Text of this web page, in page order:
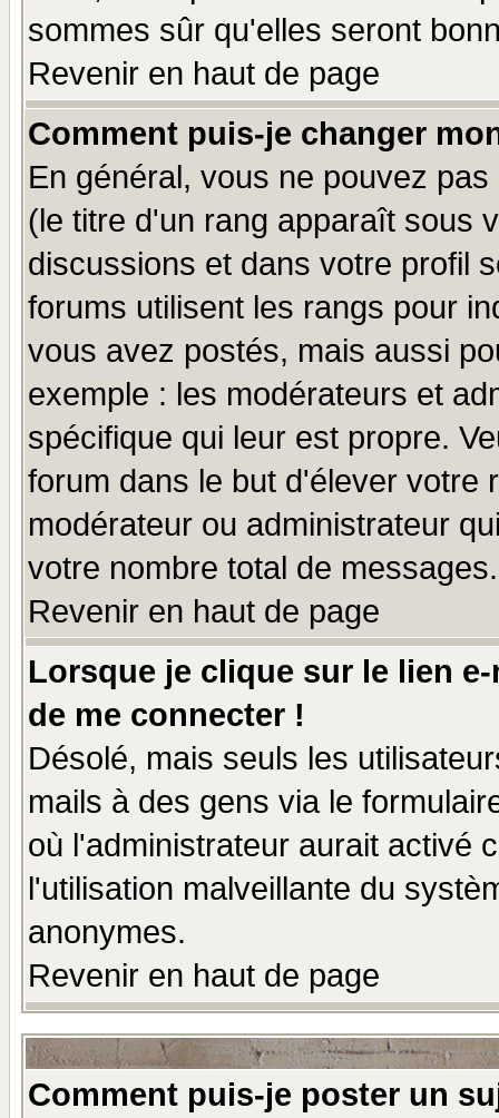
sommes sûr qu'elles seront
Revenir en haut de page
Comment puis-je changer
En général, vous ne pouvez
(le titre d'un rang apparaît sous
discussions et dans votre profil
forums utilisent les rangs pour
vous avez postés, mais aussi
exemple : les modérateurs et
spécifique qui leur est propre.
forum dans le but d'élever votre
modérateur ou administrateur
votre nombre total de messages.
Revenir en haut de page
Lorsque je clique sur le lien
de me connecter !
Désolé, mais seuls les
mails à des gens via le
où l'administrateur aurait activé
l'utilisation malveillante du
anonymes.
Revenir en haut de page
Comment puis-je poster un